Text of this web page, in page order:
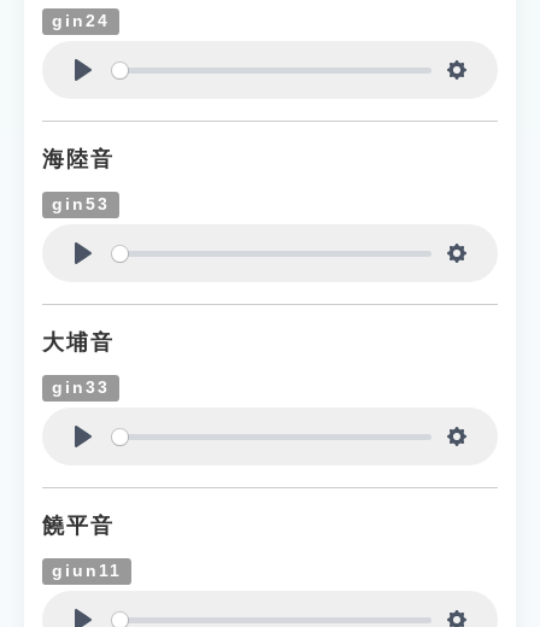
gin24
海陸音
gin53
大埔音
gin33
饒平音
giun11